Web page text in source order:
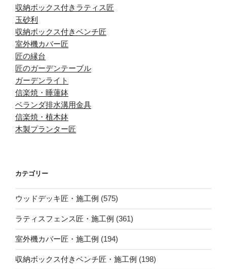
収納ボックス付きラティス匠
玉砂利
収納ボックス付きベンチ匠
室外機カバー匠
匠の縁台
匠のガーデンテーブル
ガーデンライト
信楽焼・睡蓮鉢
ベランダ排水溝用金具
信楽焼・植木鉢
木製プランター匠
カテゴリー
ウッドデッキ匠・施工例 (575)
ラティスフェンス匠・施工例 (361)
室外機カバー匠・施工例 (194)
収納ボックス付きベンチ匠・施工例 (198)